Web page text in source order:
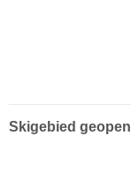
Skigebied